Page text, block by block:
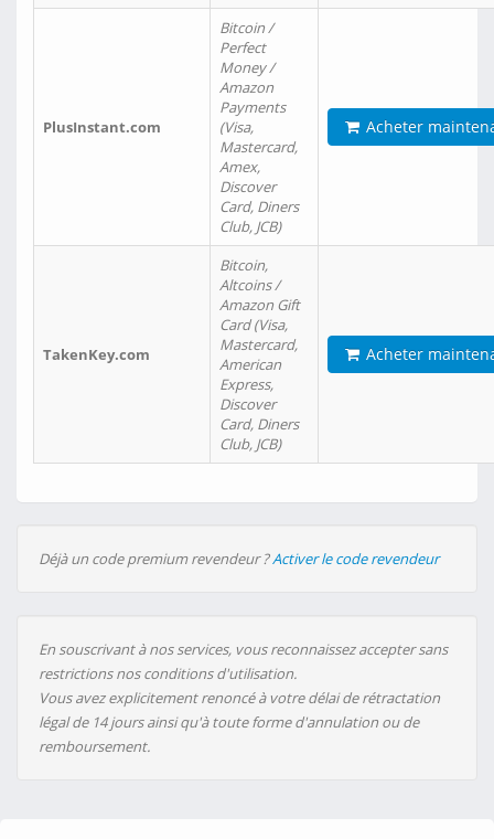
PlusInstant.com
Bitcoin /
Perfect
Money /
Amazon
Payments
(Visa,
Mastercard,
Amex,
Discover
Card, Diners
Club, JCB)
Acheter
TakenKey.com
Bitcoin,
Altcoins /
Amazon Gift
Card (Visa,
Mastercard,
American
Express,
Discover
Card, Diners
Club, JCB)
Acheter
Déjà un code premium revendeur ?Activer le code revendeur
En souscrivant à nos services, vous reconnaissez accepter sans
restrictions nos conditions d'utilisation.
Vous avez explicitement renoncé à votre délai de rétractation
légal de 14 jours ainsi qu'à toute forme d'annulation ou de
remboursement.